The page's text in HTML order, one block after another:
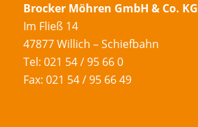
Brocker Möhren GmbH & Co. KG
Im Fließ 14
47877 Willich – Schiefbahn
Tel: 021 54 / 95 66 0
Fax: 021 54 / 95 66 49